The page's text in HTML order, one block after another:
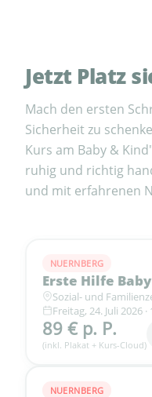
Jetzt Platz
Mach den ersten
Sicherheit zu
Kurs am Baby &
ruhig und richtig
und mit erfahrenen
NUERNBERG
Erste Hilfe
Sozial- und
Freitag, 24. Juli 2026
89 € p. P.
(inkl. Plakat + Kurs-Cloud)
NUERNBERG